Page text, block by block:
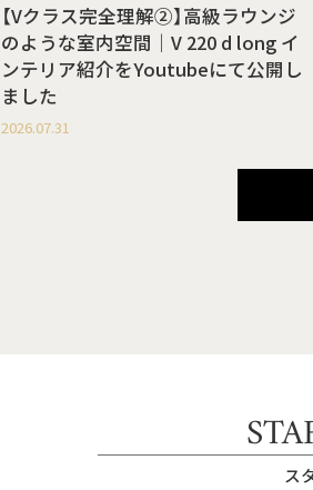
【Vクラス完全理解②】高級ラウンジ
のような室内空間｜V 220 d long イ
ンテリア紹介をYoutubeにて公開し
ました
2026.07.31
ス